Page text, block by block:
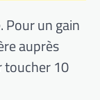
Pour un gain
auprès
toucher 10